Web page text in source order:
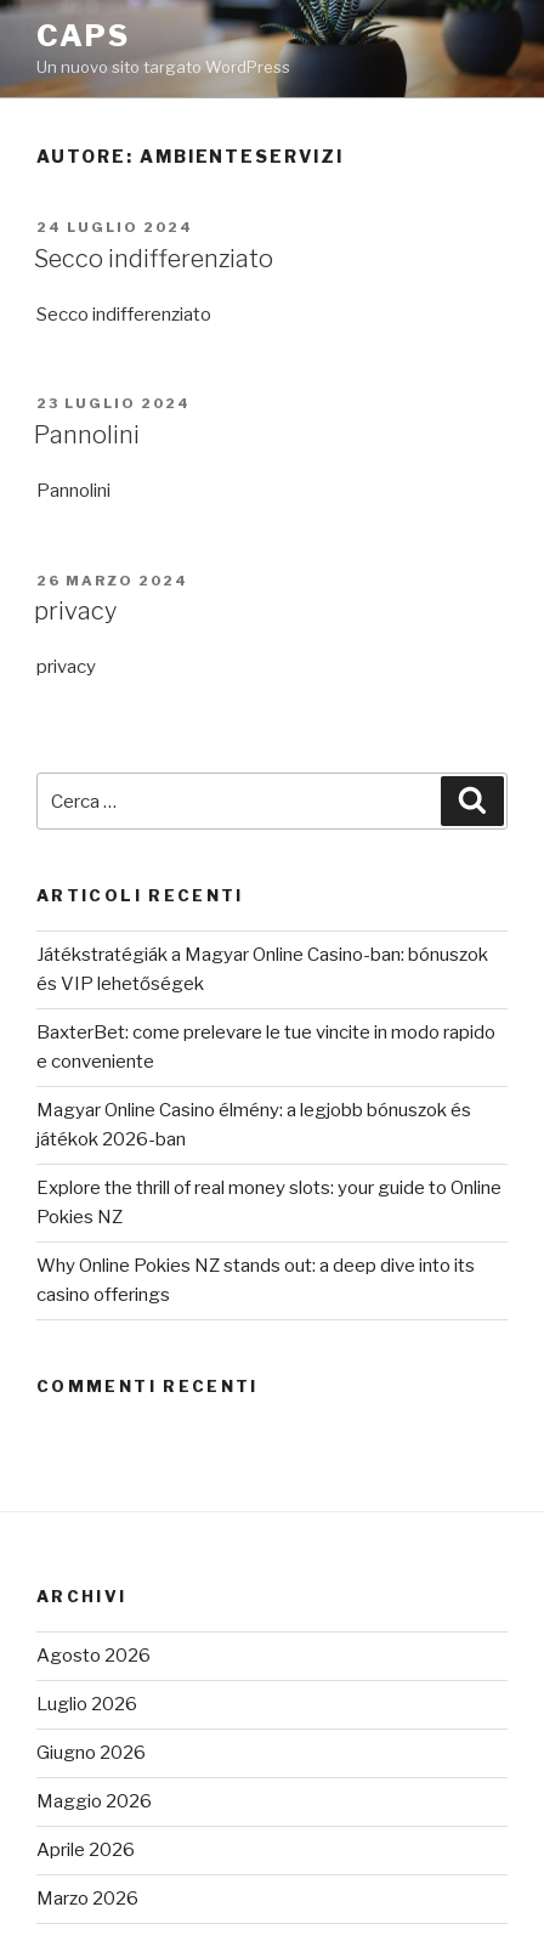
Salta
contenuto
CAPS
Un nuovo sito targato WordPress
AUTORE: AMBIENTESERVIZI
PUBBLICATO
IL
24 LUGLIO 2024
Secco indifferenziato
Secco indifferenziato
PUBBLICATO
IL
23 LUGLIO 2024
Pannolini
Pannolini
PUBBLICATO
26 MARZO 2024
privacy
privacy
ARTICOLI RECENTI
Játékstratégiák a Magyar Online Casino-ban: bónuszok
és VIP lehetőségek
BaxterBet: come prelevare le tue vincite in modo rapido
e conveniente
Magyar Online Casino élmény: a legjobb bónuszok és
játékok 2026-ban
Explore the thrill of real money slots: your guide to Online
Pokies NZ
Why Online Pokies NZ stands out: a deep dive into its
casino offerings
COMMENTI RECENTI
ARCHIVI
Agosto 2026
Luglio 2026
Giugno 2026
Maggio 2026
Aprile 2026
Marzo 2026